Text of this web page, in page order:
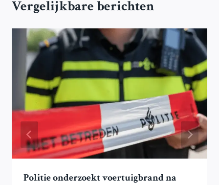
Vergelijkbare berichten
Politie onderzoekt voertuigbrand na